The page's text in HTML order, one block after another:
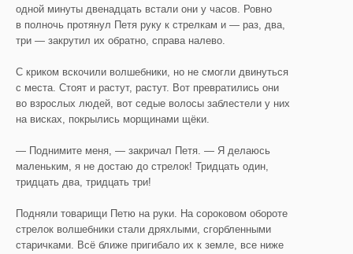
одной минуты двенадцать встали они у часов. Ровно
в полночь протянул Петя руку к стрелкам и — раз, два,
три — закрутил их обратно, справа налево.
С криком вскочили волшебники, но не смогли двинуться
с места. Стоят и растут, растут. Вот превратились они
во взрослых людей, вот седые волосы заблестели у них
на висках, покрылись морщинами щёки.
— Поднимите меня, — закричал Петя. — Я делаюсь
маленьким, я не достаю до стрелок! Тридцать один,
тридцать два, тридцать три!
Подняли товарищи Петю на руки. На сороковом обороте
стрелок волшебники стали дряхлыми, сгорбленными
старичками. Всё ближе пригибало их к земле, все ниже